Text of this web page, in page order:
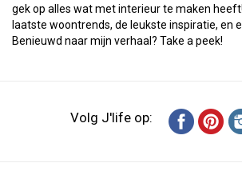
gek op alles wat met interieur te maken
laatste woontrends, de leukste inspiratie, en
Benieuwd naar mijn verhaal? Take a peek!
Volg J'life op: